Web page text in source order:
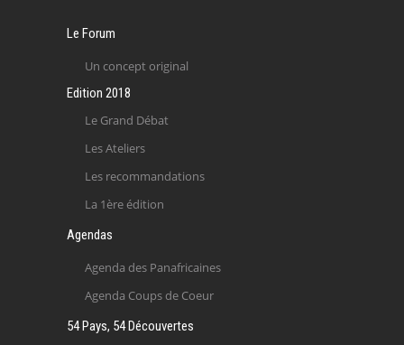
Le Forum
Un concept original
Edition 2018
Le Grand Débat
Les Ateliers
Les recommandations
La 1ère édition
Agendas
Agenda des Panafricaines
Agenda Coups de Coeur
54 Pays, 54 Découvertes